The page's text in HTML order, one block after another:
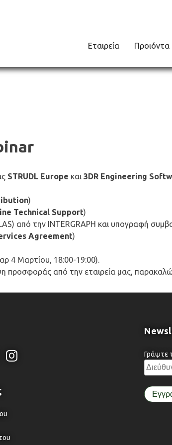
Εταιρεία Προιόντα
STRUDL Europe και 3DR Engineering
)
Technical Support)
από την INTERGRAPH και υπογραφή
Agreement)
4 Μαρτίου, 18:00-19:00).
από την εταιρεία μας, παρακαλώ
Γράψτε